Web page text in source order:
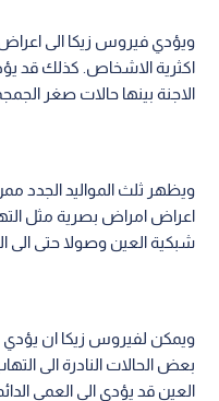
ويؤدي فيروس زيكا الى
اكثرية الاشخاص. كذلك قد
الاجنة بينها حالات صغر
ويظهر ثلث المواليد الجدد
اعراض امراض بصرية مثل
شبكية العين وصولا حتى الى
ويمكن لفيروس زيكا ان يؤدي
بعض الحالات النادرة الى
العين قد يؤدي الى العمى